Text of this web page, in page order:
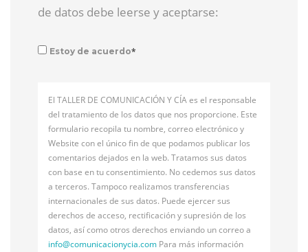
de datos debe leerse y aceptarse:
Estoy de acuerdo*
El TALLER DE COMUNICACIÓN Y CÍA es el responsable
del tratamiento de los datos que nos proporcione. Este
formulario recopila tu nombre, correo electrónico y
Website con el único fin de que podamos publicar los
comentarios dejados en la web. Tratamos sus datos
con base en tu consentimiento. No cedemos sus datos
a terceros. Tampoco realizamos transferencias
internacionales de sus datos. Puede ejercer sus
derechos de acceso, rectificación y supresión de los
datos, así como otros derechos enviando un correo a
info@comunicacionycia.com Para más información